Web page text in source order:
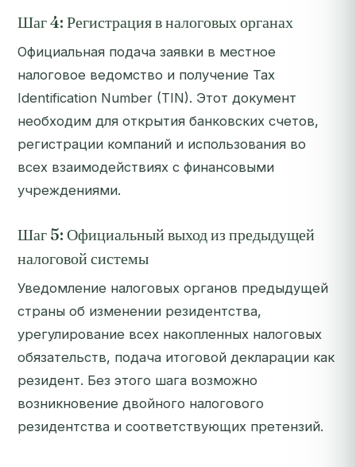
Шаг 4: Регистрация в налоговых органах
Официальная подача заявки в местное
налоговое ведомство и получение Tax
Identification Number (TIN). Этот документ
необходим для открытия банковских счетов,
регистрации компаний и использования во
всех взаимодействиях с финансовыми
учреждениями.
Шаг 5: Официальный выход из предыдущей
налоговой системы
Уведомление налоговых органов предыдущей
страны об изменении резидентства,
урегулирование всех накопленных налоговых
обязательств, подача итоговой декларации как
резидент. Без этого шага возможно
возникновение двойного налогового
резидентства и соответствующих претензий.